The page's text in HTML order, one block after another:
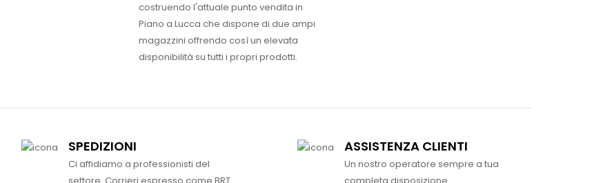
costruendo l'attuale punto vendita in
Piano a Lucca che dispone di due ampi
magazzini offrendo così un elevata
disponibilità su tutti i propri prodotti.
SPEDIZIONI
Ci affidiamo a professionisti del
settore. Corrieri espresso come BRT
ASSISTENZA CLIENTI
Un nostro operatore sempre a tua
completa disposizione